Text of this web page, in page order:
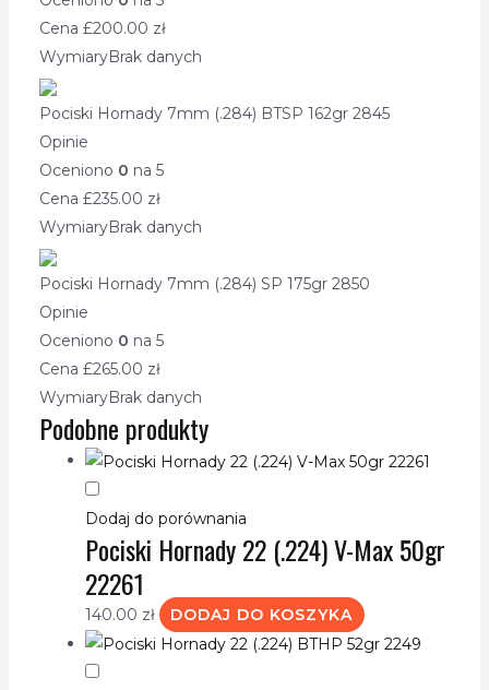
Cena £200.00 zł
WymiaryBrak danych
Pociski Hornady 7mm (.284) BTSP 162gr 2845
Opinie
Oceniono 0 na 5
Cena £235.00 zł
WymiaryBrak danych
Pociski Hornady 7mm (.284) SP 175gr 2850
Opinie
Oceniono 0 na 5
Cena £265.00 zł
WymiaryBrak danych
Podobne produkty
Dodaj do porównania
Pociski Hornady 22 (.224) V-Max 50gr
22261
140.00 zł DODAJ DO KOSZYKA